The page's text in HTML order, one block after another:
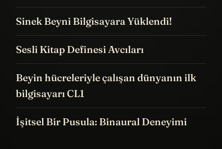
Sinek Beyni Bilgisayara Yüklendi!
Sesli Kitap Definesi Avcıları
Beyin hücreleriyle çalışan dünyanın ilk
bilgisayarı CL1
İşitsel Bir Pusula: Binaural Deneyimi